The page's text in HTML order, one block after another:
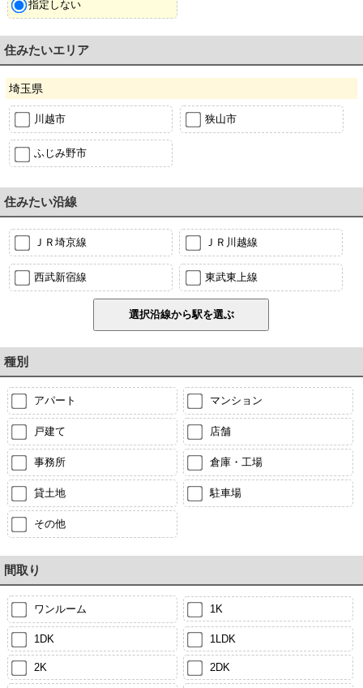
指定しない
住みたいエリア
埼玉県
川越市 狭山市
ふじみ野市
住みたい沿線
ＪＲ埼京線 ＪＲ川越線
西武新宿線 東武東上線
種別
アパート マンション
戸建て 店舗
事務所 倉庫・工場
貸土地 駐車場
その他
間取り
ワンルーム 1K
1DK 1LDK
2K 2DK